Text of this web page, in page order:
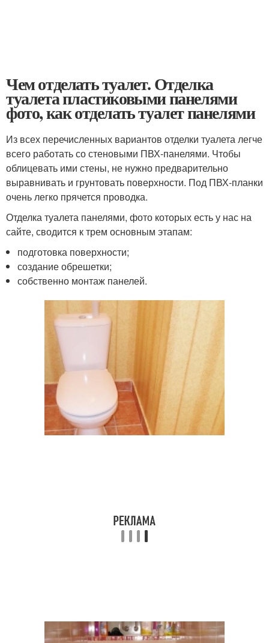
Чем отделать туалет. Отделка
туалета пластиковыми панелями
фото, как отделать туалет панелями
Из всех перечисленных вариантов отделки туалета легче
всего работать со стеновыми ПВХ-панелями. Чтобы
облицевать ими стены, не нужно предварительно
выравнивать и грунтовать поверхности. Под ПВХ-планки
очень легко прячется проводка.
Отделка туалета панелями, фото которых есть у нас на
сайте, сводится к трем основным этапам:
подготовка поверхности;
создание обрешетки;
собственно монтаж панелей.